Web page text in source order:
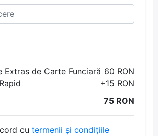
Extras de Carte Funciară 60 RON
+15 RON
75 RON
cu termenii și condițiile